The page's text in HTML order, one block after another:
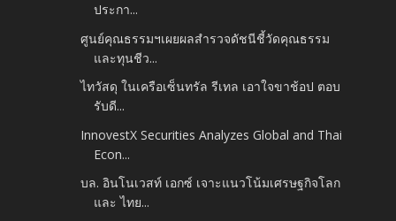
ประกา...
ศูนย์คุณธรรมฯเผยผลสำรวจดัชนีชี้วัดคุณธรรม
และทุนชีว...
ไทวัสดุ ในเครือเซ็นทรัล รีเทล เอาใจขาช้อป ตอบ
รับดี...
InnovestX Securities Analyzes Global and Thai
Econ...
บล. อินโนเวสท์ เอกซ์ เจาะแนวโน้มเศรษฐกิจโลก
และ ไทย...